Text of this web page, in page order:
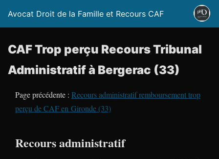
Avocat Droit de la Famille et Recours CAF
CAF Trop perçu Recours Tribunal
Administratif à Bergerac (33)
Page précédente : Recours administratif remboursement trop
perçu de CAF en Gironde (33)
Recours administratif